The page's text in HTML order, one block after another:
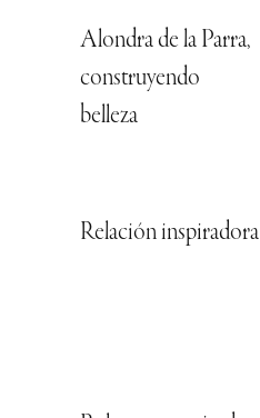
Alondra de la Parra,
construyendo
belleza
Relación inspiradora